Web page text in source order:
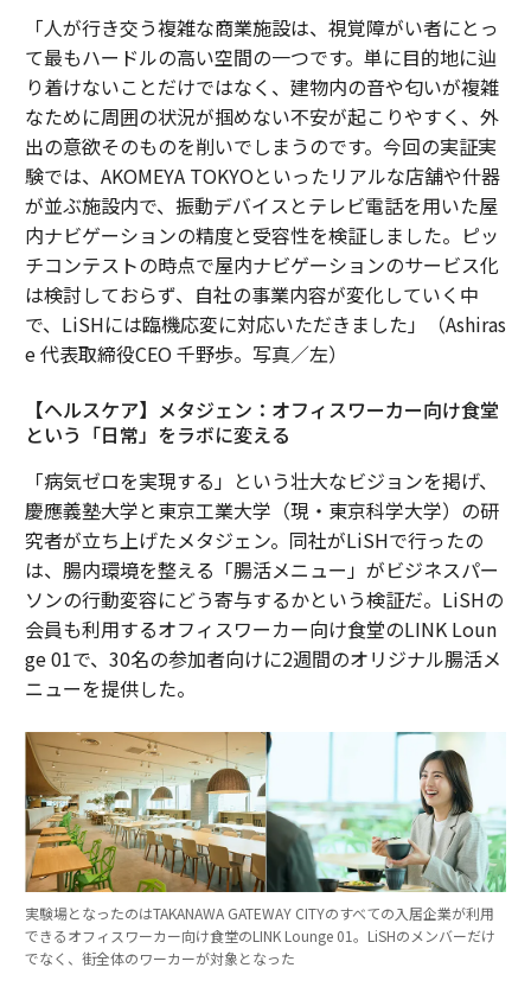
「人が行き交う複雑な商業施設は、視覚障がい者にとっ
て最もハードルの高い空間の一つです。単に目的地に辿
り着けないことだけではなく、建物内の音や匂いが複雑
なために周囲の状況が掴めない不安が起こりやすく、外
出の意欲そのものを削いでしまうのです。今回の実証実
験では、AKOMEYA TOKYOといったリアルな店舗や什器
が並ぶ施設内で、振動デバイスとテレビ電話を用いた屋
内ナビゲーションの精度と受容性を検証しました。ピッ
チコンテストの時点で屋内ナビゲーションのサービス化
は検討しておらず、自社の事業内容が変化していく中
で、LiSHには臨機応変に対応いただきました」（Ashiras
e 代表取締役CEO 千野歩。写真／左）
【ヘルスケア】メタジェン：オフィスワーカー向け食堂
という「日常」をラボに変える
「病気ゼロを実現する」という壮大なビジョンを掲げ、
慶應義塾大学と東京工業大学（現・東京科学大学）の研
究者が立ち上げたメタジェン。同社がLiSHで行ったの
は、腸内環境を整える「腸活メニュー」がビジネスパー
ソンの行動変容にどう寄与するかという検証だ。LiSHの
会員も利用するオフィスワーカー向け食堂のLINK Loun
ge 01で、30名の参加者向けに2週間のオリジナル腸活メ
ニューを提供した。
実験場となったのはTAKANAWA GATEWAY CITYのすべての入居企業が利用
できるオフィスワーカー向け食堂のLINK Lounge 01。LiSHのメンバーだけ
でなく、街全体のワーカーが対象となった